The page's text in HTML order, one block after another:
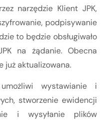
narzędzie Klient JPK,
podpisywanie
to będzie obsługiwało
na żądanie. Obecna
już aktualizowana.
wystawianie i
stworzenie ewidencji
i wysyłanie plików